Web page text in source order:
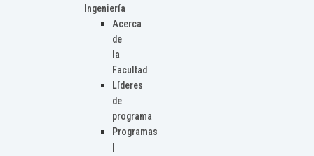
Ingeniería
Acerca
de
la
Facultad
Líderes
de
programa
Programas